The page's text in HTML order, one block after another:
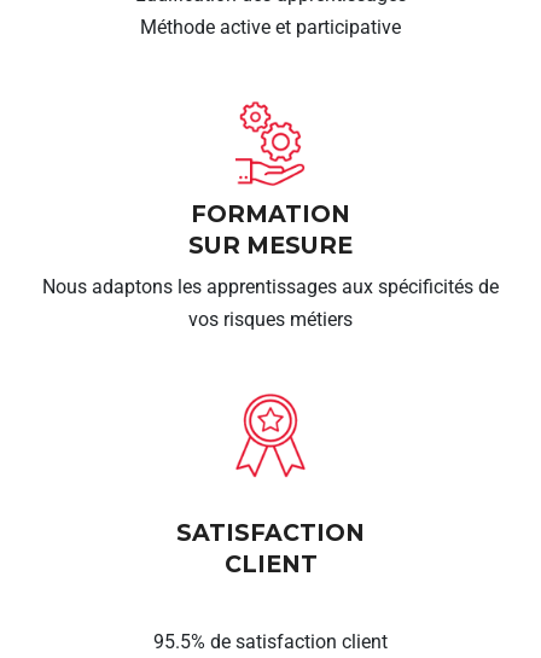
Méthode active et participative
FORMATION
SUR MESURE
Nous adaptons les apprentissages aux spécificités de
vos risques métiers
SATISFACTION
CLIENT
95.5% de satisfaction client